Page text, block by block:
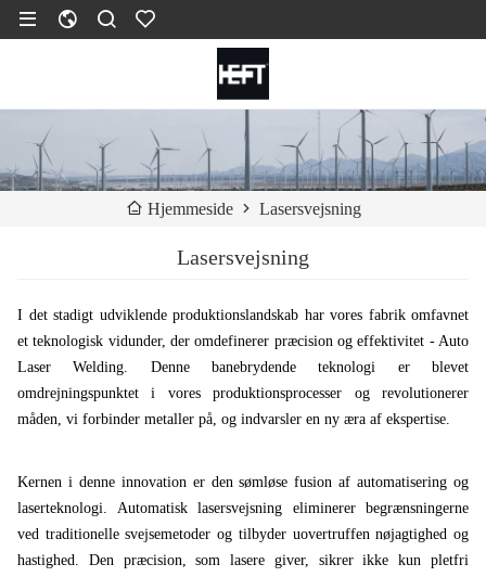
Hjemmeside Lasersvejsning
Lasersvejsning
I det stadigt udviklende produktionslandskab har vores fabrik omfavnet
et teknologisk vidunder, der omdefinerer præcision og effektivitet - Auto
Laser Welding. Denne banebrydende teknologi er blevet
omdrejningspunktet i vores produktionsprocesser og revolutionerer
måden, vi forbinder metaller på, og indvarsler en ny æra af ekspertise.
Kernen i denne innovation er den sømløse fusion af automatisering og
laserteknologi. Automatisk lasersvejsning eliminerer begrænsningerne
ved traditionelle svejsemetoder og tilbyder uovertruffen nøjagtighed og
hastighed. Den præcision, som lasere giver, sikrer ikke kun pletfri